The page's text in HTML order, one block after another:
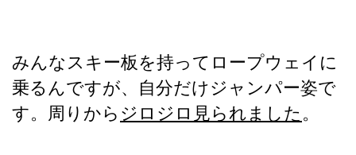
みんなスキー板を持ってロープウェイに
乗るんですが、自分だけジャンパー姿で
す。周りから ジロジロ見られました 。